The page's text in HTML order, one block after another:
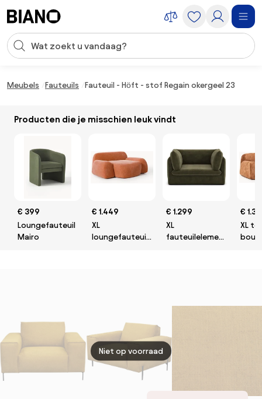
Zoekopdracht invoeren
Meubels Fauteuils Fauteuil - Höft - stof Regain okergeel 23
Producten die je misschien leuk vindt
€ 399
Loungefauteuil
Mairo
€ 1.449
XL
loungefauteuil
€ 1.299
XL
fauteuilelement
€
XL
Niet op voorraad